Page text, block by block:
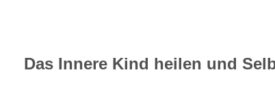
Das Innere Kind heilen und